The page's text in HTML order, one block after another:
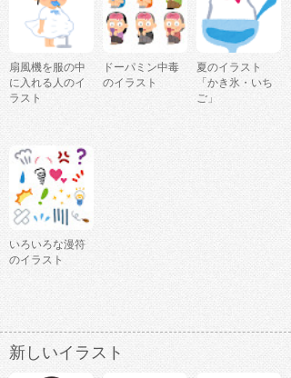
扇風機を服の中
に入れる人のイ
ラスト
ドーパミン中毒
のイラスト
夏のイラスト
「かき氷・いち
ご」
いろいろな漫符
のイラスト
新しいイラスト